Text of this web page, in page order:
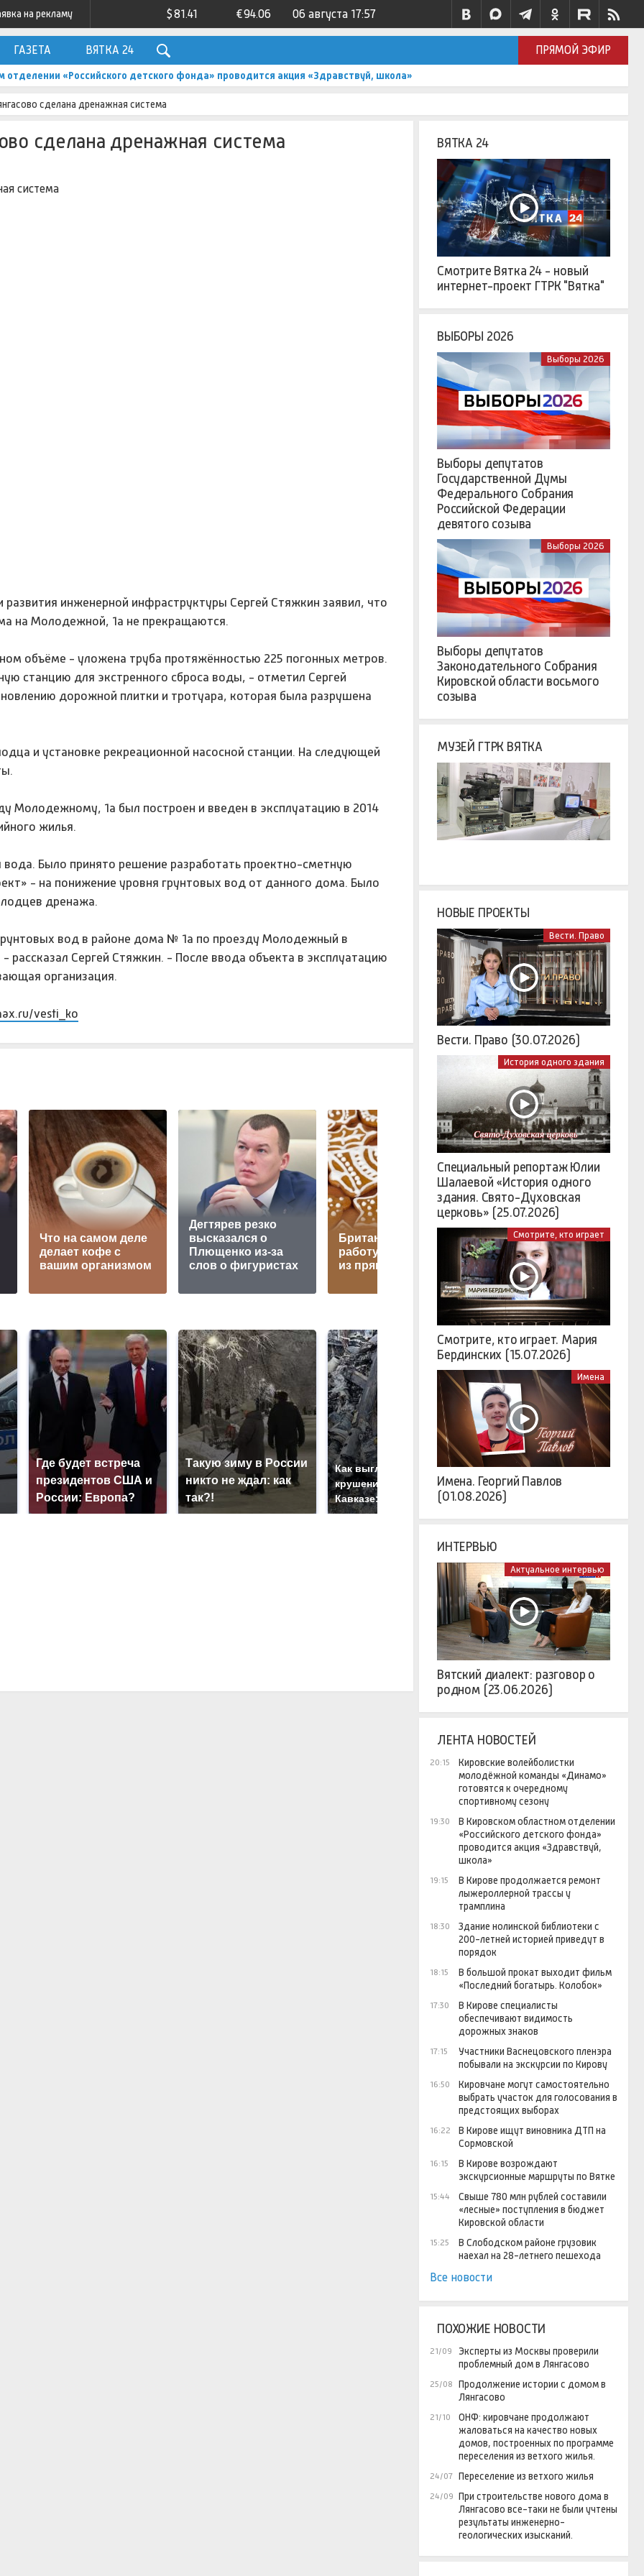
на рекламу $81.41 €94.06 06 августа 17:57
ГАЗЕТА ВЯТКА 24 ПРЯМОЙ ЭФИР
отделении «Российского детского фонда» проводится акция «Здравствуй, школа»
сделана дренажная система
сделана дренажная система
развития инженерной инфраструктуры Сергей Стяжкин заявил, что
на Молодежной, 1а не прекращаются.
объёме - уложена труба протяжённостью 225 погонных метров.
станцию для экстренного сброса воды, - отметил Сергей
дорожной плитки и тротуара, которая была разрушена
и установке рекреационной насосной станции. На следующей
Молодежному, 1а был построен и введен в эксплуатацию в 2014
жилья.
вода. Было принято решение разработать проектно-сметную
- на понижение уровня грунтовых вод от данного дома. Было
дренажа.
вод в районе дома № 1а по проезду Молодежный в
рассказал Сергей Стяжкин. - После ввода объекта в эксплуатацию
организация.
vesti_ko
Что на самом деле
делает кофе с
вашим организмом
Дегтярев резко
высказался о
Плющенко из-за
слов о фигуристах
Британка бросила
работу ради замков
из пряников
дронов назвали
законной целью
для ВС России
Где будет встреча
президентов США и
России: Европа?
Такую зиму в России
никто не ждал: как
так?!
Как выглядит место
крушение вертолета на
Кавказе: смотреть
На Урале из казны
были украдены 18
миллионов рублей
ВЯТКА 24
Смотрите Вятка 24 - новый
интернет-проект ГТРК "Вятка"
ВЫБОРЫ 2026
Выборы 2026
Выборы депутатов
Государственной Думы
Федерального Собрания
Российской Федерации
девятого созыва
Выборы 2026
Выборы депутатов
Законодательного Собрания
Кировской области восьмого
созыва
МУЗЕЙ ГТРК ВЯТКА
НОВЫЕ ПРОЕКТЫ
Вести. Право
Вести. Право (30.07.2026)
История одного здания
Специальный репортаж Юлии
Шалаевой «История одного
здания. Свято-Духовская
церковь» (25.07.2026)
Смотрите, кто играет
Смотрите, кто играет. Мария
Бердинских (15.07.2026)
Имена
Имена. Георгий Павлов
(01.08.2026)
ИНТЕРВЬЮ
Актуальное интервью
Вятский диалект: разговор о
родном (23.06.2026)
ЛЕНТА НОВОСТЕЙ
20:15
Кировские волейболистки
молодёжной команды «Динамо»
готовятся к очередному
спортивному сезону
19:30
В Кировском областном отделении
«Российского детского фонда»
проводится акция «Здравствуй,
школа»
19:15
В Кирове продолжается ремонт
лыжероллерной трассы у
трамплина
18:30
Здание нолинской библиотеки с
200-летней историей приведут в
порядок
18:15
В большой прокат выходит фильм
«Последний богатырь. Колобок»
17:30
В Кирове специалисты
обеспечивают видимость
дорожных знаков
17:15
Участники Васнецовского пленэра
побывали на экскурсии по Кирову
16:50
Кировчане могут самостоятельно
выбрать участок для голосования в
предстоящих выборах
16:22
В Кирове ищут виновника ДТП на
Сормовской
16:15
В Кирове возрождают
экскурсионные маршруты по Вятке
15:44
Свыше 780 млн рублей составили
«лесные» поступления в бюджет
Кировской области
15:25
В Слободском районе грузовик
наехал на 28-летнего пешехода
Все новости
ПОХОЖИЕ НОВОСТИ
21/09
Эксперты из Москвы проверили
проблемный дом в Лянгасово
25/08
Продолжение истории с домом в
Лянгасово
21/10
ОНФ: кировчане продолжают
жаловаться на качество новых
домов, построенных по программе
переселения из ветхого жилья.
24/07 Переселение из ветхого жилья
24/09 При строительстве нового дома в
Лянгасово все-таки не были учтены
результаты инженерно-
геологических изысканий.